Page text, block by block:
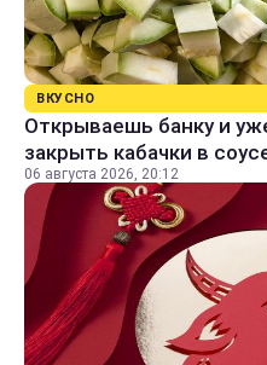
ВКУСНО
Открываешь банку и
закрыть кабачки в
06 августа 2026, 20:12